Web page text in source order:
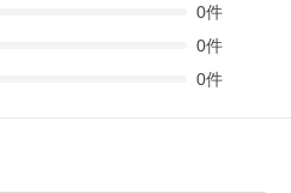
0件
0件
0件